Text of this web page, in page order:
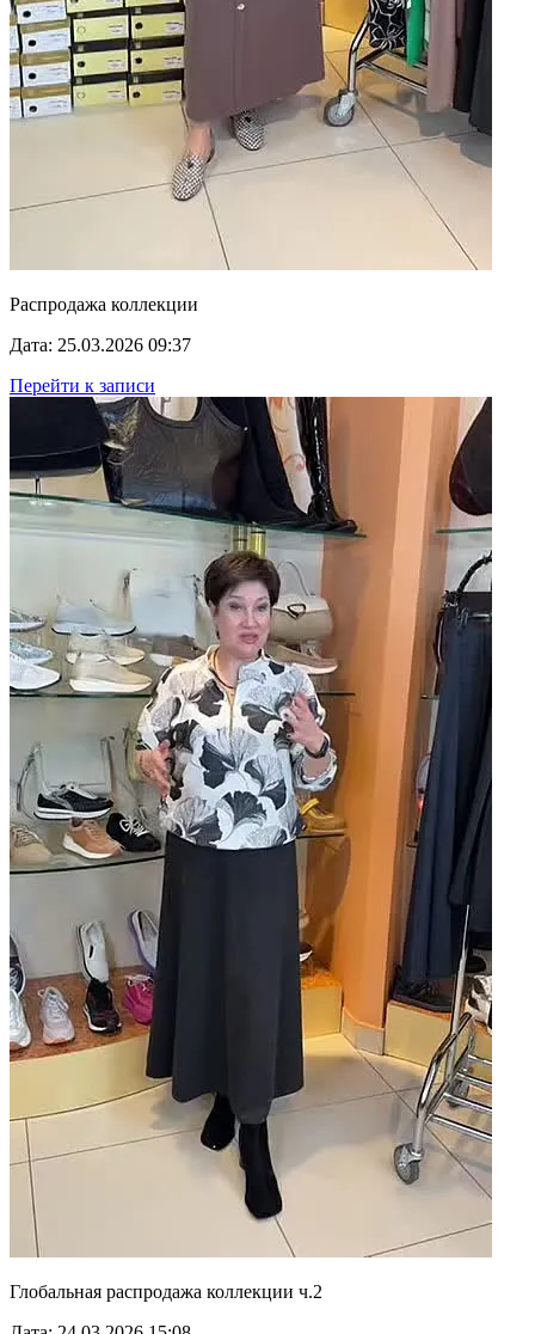
Распродажа коллекции
Дата: 25.03.2026 09:37
Перейти к записи
Глобальная распродажа коллекции ч.2